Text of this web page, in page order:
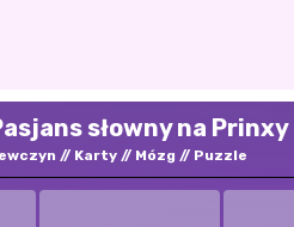
słowny na Prinxy
Karty Mózg Puzzle